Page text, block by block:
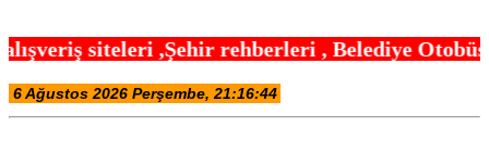
,Şehir rehberleri , Belediye